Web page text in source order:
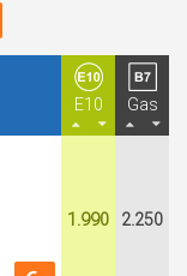
E10 Gas
1.990 2.250